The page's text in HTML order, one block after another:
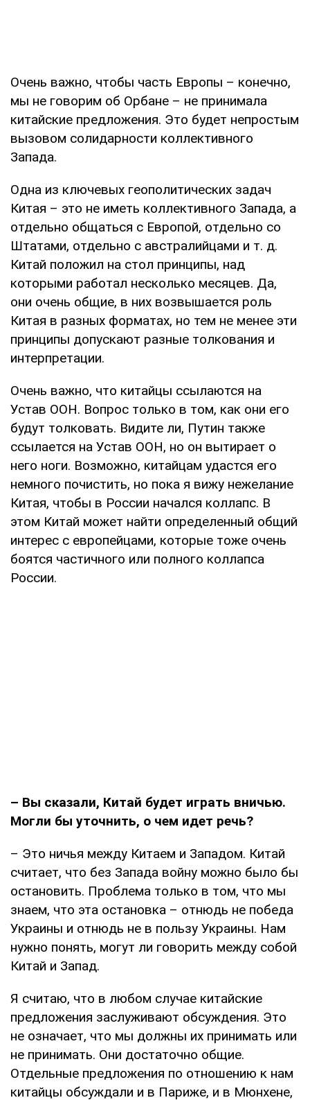
Очень важно, чтобы часть Европы – конечно,
мы не говорим об Орбане – не принимала
китайские предложения. Это будет непростым
вызовом солидарности коллективного
Запада.
Одна из ключевых геополитических задач
Китая – это не иметь коллективного Запада, а
отдельно общаться с Европой, отдельно со
Штатами, отдельно с австралийцами и т. д.
Китай положил на стол принципы, над
которыми работал несколько месяцев. Да,
они очень общие, в них возвышается роль
Китая в разных форматах, но тем не менее эти
принципы допускают разные толкования и
интерпретации.
Очень важно, что китайцы ссылаются на
Устав ООН. Вопрос только в том, как они его
будут толковать. Видите ли, Путин также
ссылается на Устав ООН, но он вытирает о
него ноги. Возможно, китайцам удастся его
немного почистить, но пока я вижу нежелание
Китая, чтобы в России начался коллапс. В
этом Китай может найти определенный общий
интерес с европейцами, которые тоже очень
боятся частичного или полного коллапса
России.
– Вы сказали, Китай будет играть вничью.
Могли бы уточнить, о чем идет речь?
– Это ничья между Китаем и Западом. Китай
считает, что без Запада войну можно было бы
остановить. Проблема только в том, что мы
знаем, что эта остановка – отнюдь не победа
Украины и отнюдь не в пользу Украины. Нам
нужно понять, могут ли говорить между собой
Китай и Запад.
Я считаю, что в любом случае китайские
предложения заслуживают обсуждения. Это
не означает, что мы должны их принимать или
не принимать. Они достаточно общие.
Отдельные предложения по отношению к нам
китайцы обсуждали и в Париже, и в Мюнхене,